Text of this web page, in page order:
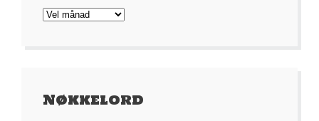
Arkivet
Nøkkelord